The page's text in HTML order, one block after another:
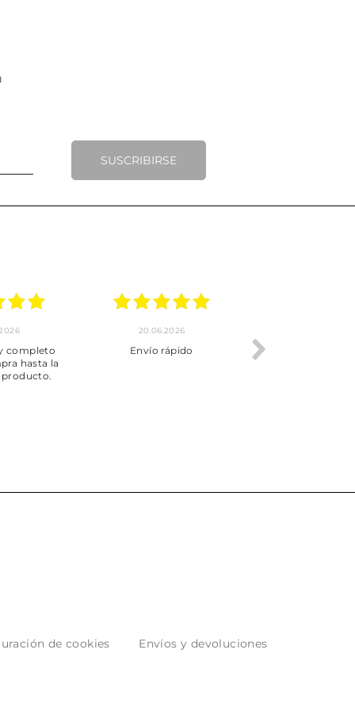
SUSCRIBIRSE
completo
hasta la
20.06.2026
Envío rápido
de cookies Envíos y devoluciones